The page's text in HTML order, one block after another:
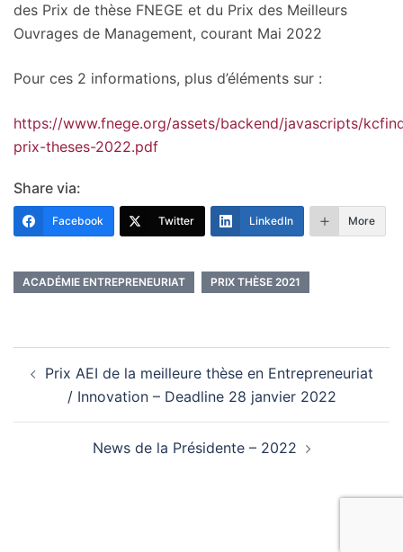
des Prix de thèse FNEGE et du Prix des Meilleurs
Ouvrages de Management, courant Mai 2022
Pour ces 2 informations, plus d’éléments sur :
https://www.fnege.org/assets/backend/javascripts/
prix-theses-2022.pdf
Share via:
Facebook Twitter LinkedIn More
ACADÉMIE ENTREPRENEURIAT PRIX THÈSE 2021
Prix AEI de la meilleure thèse en Entrepreneuriat
/ Innovation – Deadline 28 janvier 2022
News de la Présidente – 2022